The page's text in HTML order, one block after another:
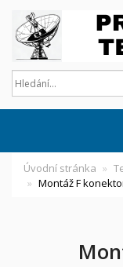
Úvodní stránka
Montáž F